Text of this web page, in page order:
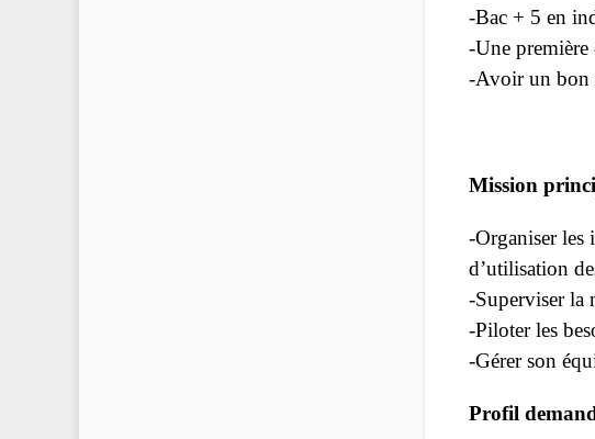
-Bac + 5 en
-Une première
-Avoir un bon
Mission
-Organiser les
d’utilisation
-Superviser la
-Piloter les
-Gérer son
Profil